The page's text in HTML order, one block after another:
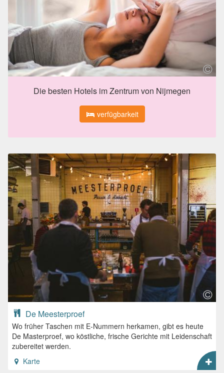
Die besten Hotels im Zentrum von Nijmegen
verfügbarkeit
De Meesterproef
Wo früher Taschen mit E-Nummern herkamen, gibt es heute
De Masterproef, wo köstliche, frische Gerichte mit Leidenschaft
zubereitet werden.
Karte